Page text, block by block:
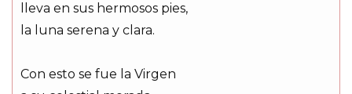
lleva en sus hermosos pies,
la luna serena y clara.
Con esto se fue la Virgen